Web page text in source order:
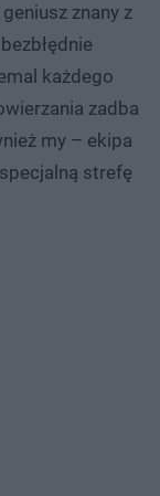
znany z
każdego
zadba
my – ekipa
strefę